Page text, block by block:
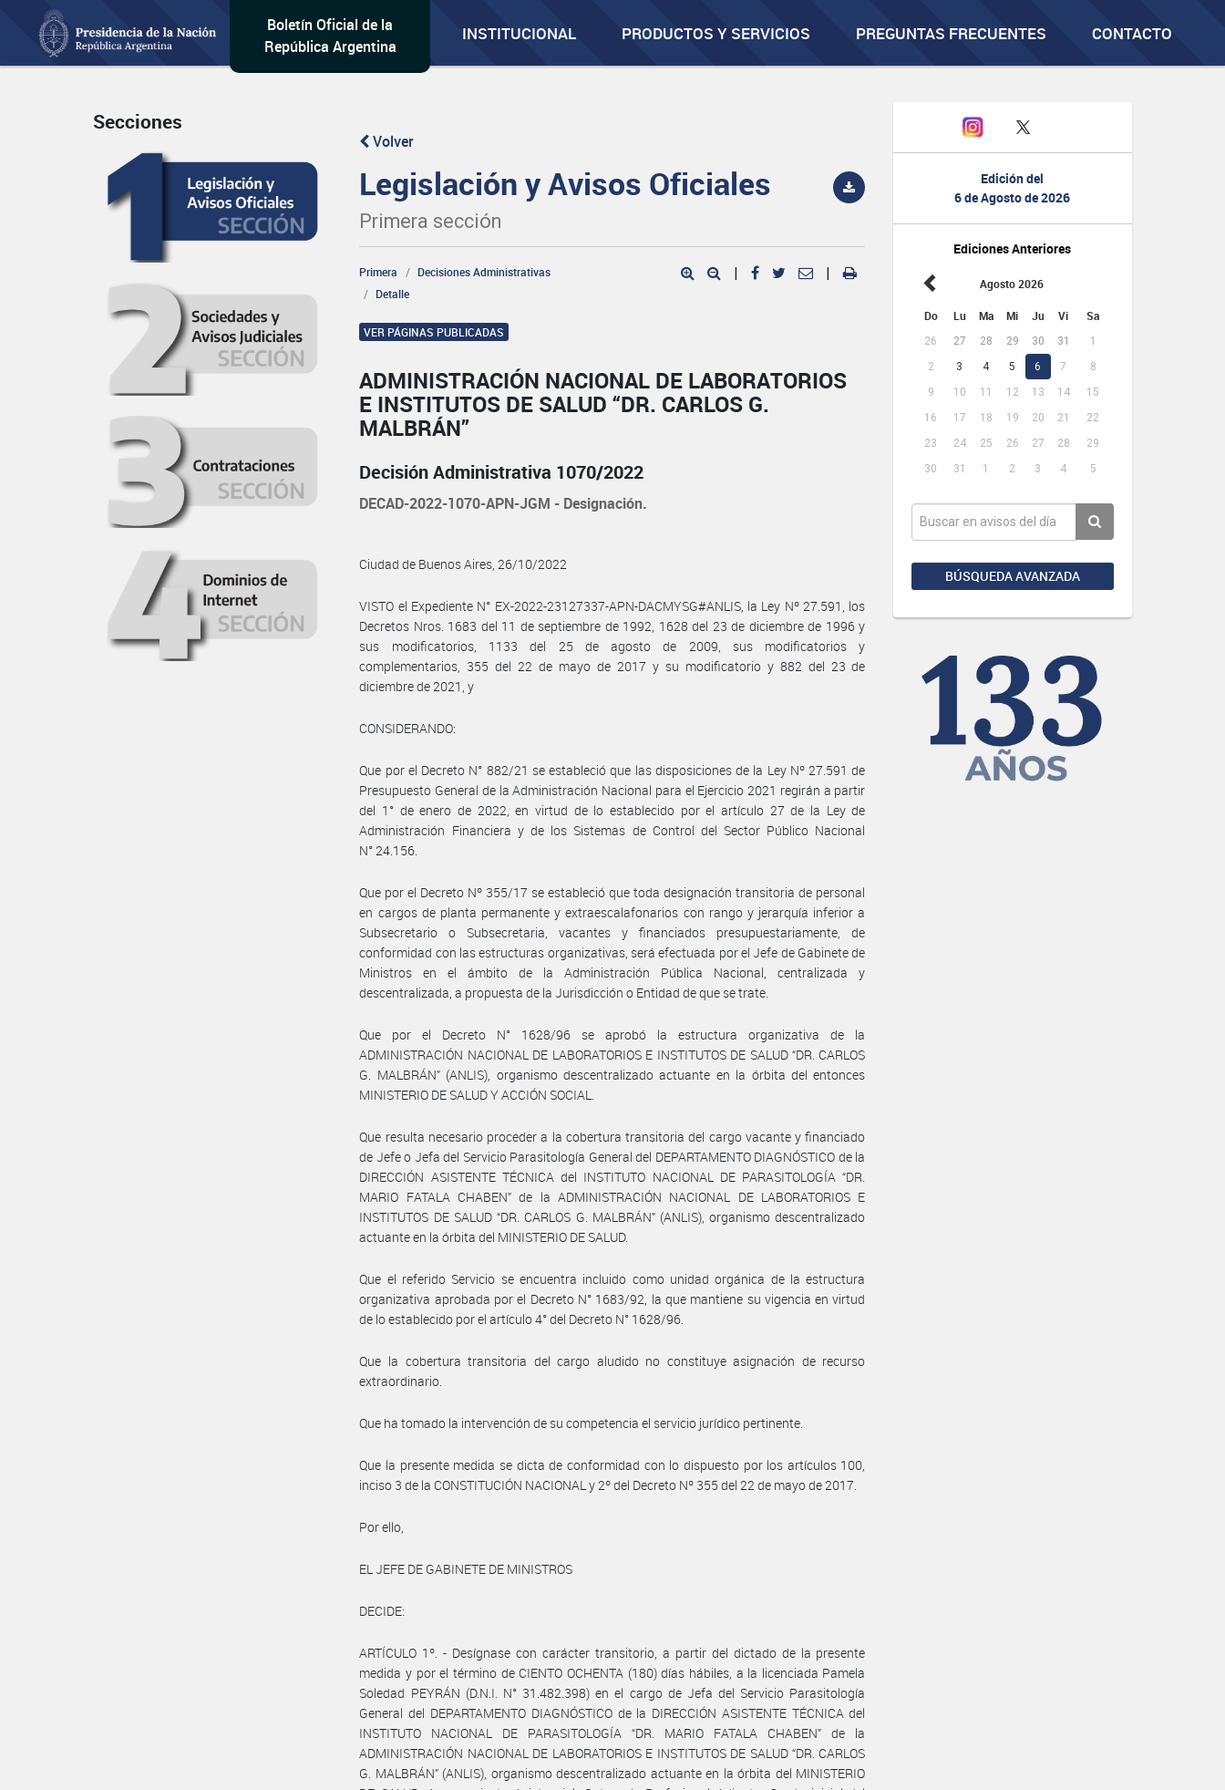
Boletín Oficial de la
República Argentina
INSTITUCIONAL PRODUCTOS Y SERVICIOS PREGUNTAS FRECUENTES CONTACTO
Edición del
6 de Agosto de 2026
Ediciones Anteriores
Agosto 2026
Do Lu Ma Mi Ju Vi Sa
26 27 28 29 30 31
1
2
3 4 5 6 7
8
9
10 11 12 13 14
15
16
17 18 19 20 21
22
23
24 25 26 27 28
29
30
31 1 2 3 4 5
BÚSQUEDA AVANZADA
Secciones
Volver
Legislación y Avisos Oficiales
Primera sección
Primera
Decisiones Administrativas
Detalle
| |
VER PÁGINAS PUBLICADAS
ADMINISTRACIÓN NACIONAL DE LABORATORIOS
E INSTITUTOS DE SALUD “DR. CARLOS G.
MALBRÁN”
Decisión Administrativa 1070/2022
DECAD-2022-1070-APN-JGM - Designación.
Ciudad de Buenos Aires, 26/10/2022
VISTO el Expediente N° EX-2022-23127337-APN-DACMYSG#ANLIS, la Ley Nº 27.591, los
Decretos Nros. 1683 del 11 de septiembre de 1992, 1628 del 23 de diciembre de 1996 y
sus modificatorios, 1133 del 25 de agosto de 2009, sus modificatorios y
complementarios, 355 del 22 de mayo de 2017 y su modificatorio y 882 del 23 de
diciembre de 2021, y
CONSIDERANDO:
Que por el Decreto N° 882/21 se estableció que las disposiciones de la Ley Nº 27.591 de
Presupuesto General de la Administración Nacional para el Ejercicio 2021 regirán a partir
del 1° de enero de 2022, en virtud de lo establecido por el artículo 27 de la Ley de
Administración Financiera y de los Sistemas de Control del Sector Público Nacional
N° 24.156.
Que por el Decreto Nº 355/17 se estableció que toda designación transitoria de personal
en cargos de planta permanente y extraescalafonarios con rango y jerarquía inferior a
Subsecretario o Subsecretaria, vacantes y financiados presupuestariamente, de
conformidad con las estructuras organizativas, será efectuada por el Jefe de Gabinete de
Ministros en el ámbito de la Administración Pública Nacional, centralizada y
descentralizada, a propuesta de la Jurisdicción o Entidad de que se trate.
Que por el Decreto N° 1628/96 se aprobó la estructura organizativa de la
ADMINISTRACIÓN NACIONAL DE LABORATORIOS E INSTITUTOS DE SALUD “DR. CARLOS
G. MALBRÁN” (ANLIS), organismo descentralizado actuante en la órbita del entonces
MINISTERIO DE SALUD Y ACCIÓN SOCIAL.
Que resulta necesario proceder a la cobertura transitoria del cargo vacante y financiado
de Jefe o Jefa del Servicio Parasitología General del DEPARTAMENTO DIAGNÓSTICO de la
DIRECCIÓN ASISTENTE TÉCNICA del INSTITUTO NACIONAL DE PARASITOLOGÍA “DR.
MARIO FATALA CHABEN” de la ADMINISTRACIÓN NACIONAL DE LABORATORIOS E
INSTITUTOS DE SALUD “DR. CARLOS G. MALBRÁN” (ANLIS), organismo descentralizado
actuante en la órbita del MINISTERIO DE SALUD.
Que el referido Servicio se encuentra incluido como unidad orgánica de la estructura
organizativa aprobada por el Decreto N° 1683/92, la que mantiene su vigencia en virtud
de lo establecido por el artículo 4° del Decreto N° 1628/96.
Que la cobertura transitoria del cargo aludido no constituye asignación de recurso
extraordinario.
Que ha tomado la intervención de su competencia el servicio jurídico pertinente.
Que la presente medida se dicta de conformidad con lo dispuesto por los artículos 100,
inciso 3 de la CONSTITUCIÓN NACIONAL y 2º del Decreto Nº 355 del 22 de mayo de 2017.
Por ello,
EL JEFE DE GABINETE DE MINISTROS
DECIDE:
ARTÍCULO 1º. - Desígnase con carácter transitorio, a partir del dictado de la presente
medida y por el término de CIENTO OCHENTA (180) días hábiles, a la licenciada Pamela
Soledad PEYRÁN (D.N.I. N° 31.482.398) en el cargo de Jefa del Servicio Parasitología
General del DEPARTAMENTO DIAGNÓSTICO de la DIRECCIÓN ASISTENTE TÉCNICA del
INSTITUTO NACIONAL DE PARASITOLOGÍA “DR. MARIO FATALA CHABEN” de la
ADMINISTRACIÓN NACIONAL DE LABORATORIOS E INSTITUTOS DE SALUD “DR. CARLOS
G. MALBRÁN” (ANLIS), organismo descentralizado actuante en la órbita del MINISTERIO